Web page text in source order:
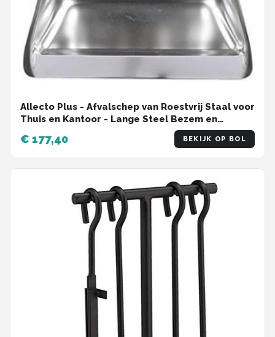
Allecto Plus - Afvalschep van Roestvrij Staal voor
Thuis en Kantoor - Lange Steel Bezem en
Veegschep van Metaal - Ideaal Gereedschap
voor het Schoonmaken - Plastic Handvat -
Duurzaam en Handig
€ 177,40 BEKIJK OP BOL